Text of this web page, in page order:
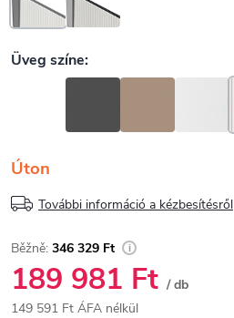
Úton
További információ a kézbesítésről
346 329 Ft
189 981 Ft / db
149 591 Ft ÁFA nélkül